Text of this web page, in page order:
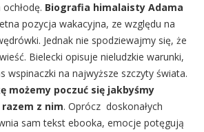
Biografia himalaisty Adama
pozycja wakacyjna, ze względu na
Jednak nie spodziewajmy się, że
Bielecki opisuje nieludzkie warunki,
wspinaczki na najwyższe szczyty świata.
możemy poczuć się jakbyśmy
z nim. Oprócz doskonałych
sam tekst ebooka, emocje potęgują